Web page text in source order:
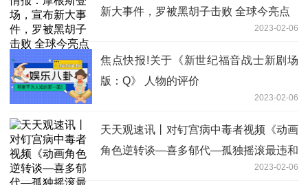
新大事件，罗被黑胡子击败 全球今亮点
2023-02-06
焦点快报!关于《新世纪福音战士新剧场
版：Q》 人物的评价
2023-02-06
天天观速讯丨对钉宫病中毒者视频《动画
角色逆转谈—喜多郁代—孤独摇滚最违和
2023-02-06